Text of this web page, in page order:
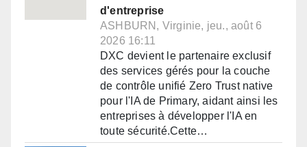
d'entreprise
ASHBURN, Virginie, jeu., août 6
2026 16:11
DXC devient le partenaire exclusif
des services gérés pour la couche
de contrôle unifié Zero Trust native
pour l'IA de Primary, aidant ainsi les
entreprises à développer l'IA en
toute sécurité.Cette…